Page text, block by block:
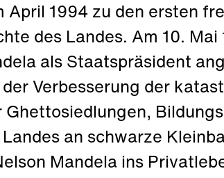
April 1994 zu den ersten
des Landes. Am 10. Mai
als Staatspräsident
Verbesserung der
an schwarze
Mandela ins